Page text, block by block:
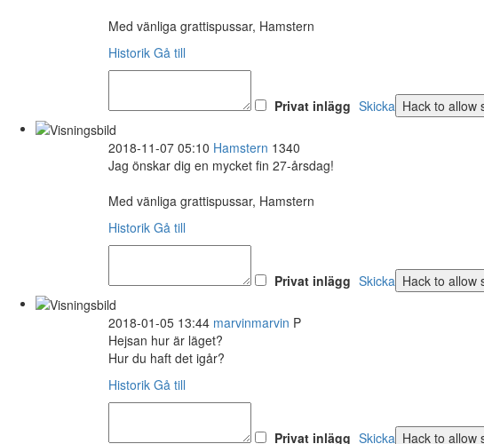
Med vänliga grattispussar, Hamstern
Historik Gå till
Privat inlägg Skicka
2018-11-07 05:10 Hamstern 1340
Jag önskar dig en mycket fin 27-årsdag!
Med vänliga grattispussar, Hamstern
Historik Gå till
Privat inlägg Skicka
2018-01-05 13:44 marvinmarvin P
Hejsan hur är läget?
Hur du haft det igår?
Historik Gå till
Privat inlägg Skicka